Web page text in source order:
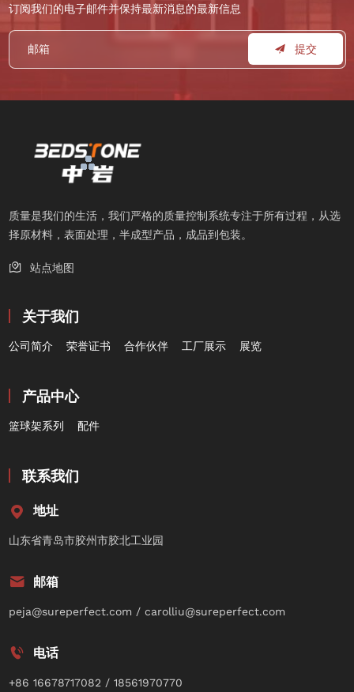
订阅我们的电子邮件并保持最新消息的最新信息
提交
质量是我们的生活，我们严格的质量控制系统专注于所有过程，从选
择原材料，表面处理，半成型产品，成品到包装。
站点地图
关于我们
公司简介 荣誉证书 合作伙伴 工厂展示 展览
产品中心
篮球架系列 配件
联系我们
地址
山东省青岛市胶州市胶北工业园
邮箱
peja@sureperfect.com / carolliu@sureperfect.com
电话
+86 16678717082 / 18561970770